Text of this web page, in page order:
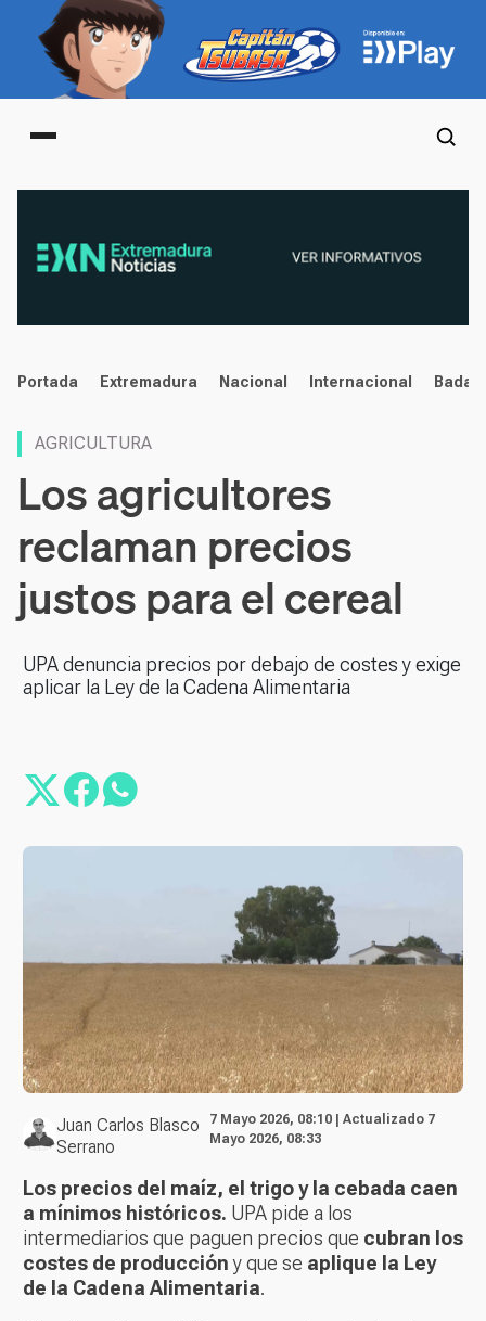
Main menu
noticias
Portada Extremadura Nacional Internacional
AGRICULTURA
Los agricultores
reclaman precios
justos para el cereal
UPA denuncia precios por debajo de costes y exige
aplicar la Ley de la Cadena Alimentaria
Juan Carlos Blasco
Serrano
7 Mayo 2026, 08:10 | Actualizado 7
Mayo 2026, 08:33
Los precios del maíz, el trigo y la cebada caen
a mínimos históricos. UPA pide a los
intermediarios que paguen precios que cubran los
costes de produccióny que se aplique la Ley
de la Cadena Alimentaria.